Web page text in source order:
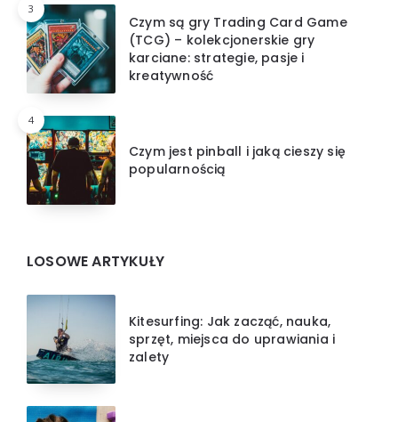
3
Czym są gry Trading Card Game
(TCG) – kolekcjonerskie gry
karciane: strategie, pasje i
kreatywność
4
Czym jest pinball i jaką cieszy się
popularnością
LOSOWE ARTYKUŁY
Kitesurfing: Jak zacząć, nauka,
sprzęt, miejsca do uprawiania i
zalety